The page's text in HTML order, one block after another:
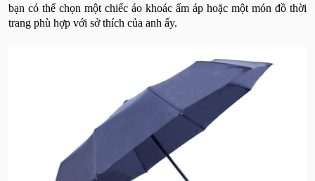
bạn có thể chọn một chiếc áo khoác ấm áp hoặc một món đồ thời
trang phù hợp với sở thích của anh ấy.